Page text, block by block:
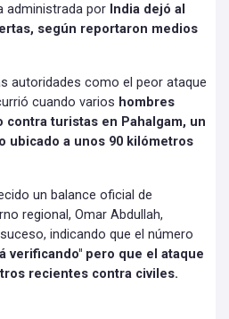
administrada por India dejó al
según reportaron medios
autoridades como el peor ataque
cuando varios hombres
turistas en Pahalgam, un
ubicado a unos 90 kilómetros
un balance oficial de
regional, Omar Abdullah,
indicando que el número
verificando" pero que el ataque
recientes contra civiles.